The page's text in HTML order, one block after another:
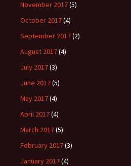
November 2017(5)
October 2017(4)
September 2017(2)
August 2017(4)
July 2017(3)
June 2017(5)
May 2017(4)
April 2017(4)
March 2017(5)
February 2017(3)
January 2017(4)